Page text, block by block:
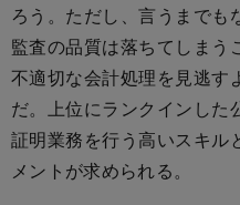
ろう。ただし、言うまでも
監査の品質は落ちてしまう
不適切な会計処理を見逃す
だ。上位にランクインした
証明業務を行う高いスキル
メントが求められる。